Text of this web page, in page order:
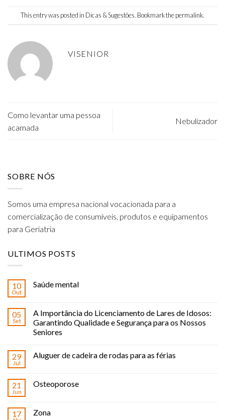
This entry was posted in Dicas & Sugestões. Bookmark thepermalink.
VISENIOR
Como levantar uma pessoa
acamada
Nebulizador
SOBRE NÓS
Somos uma empresa nacional vocacionada para a
comercialização de consumíveis, produtos e equipamentos
para Geriatria
ULTIMOS POSTS
10
Out
Saúde mental
05
Set
A Importância do Licenciamento de Lares de Idosos:
Garantindo Qualidade e Segurança para os Nossos
Seniores
29
Jul
Aluguer de cadeira de rodas para as férias
21
Jun
Osteoporose
17 Zona